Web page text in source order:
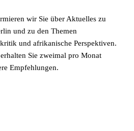
wir Sie über Aktuelles zu
und zu den Themen
und afrikanische Perspektiven.
Sie zweimal pro Monat
Empfehlungen.